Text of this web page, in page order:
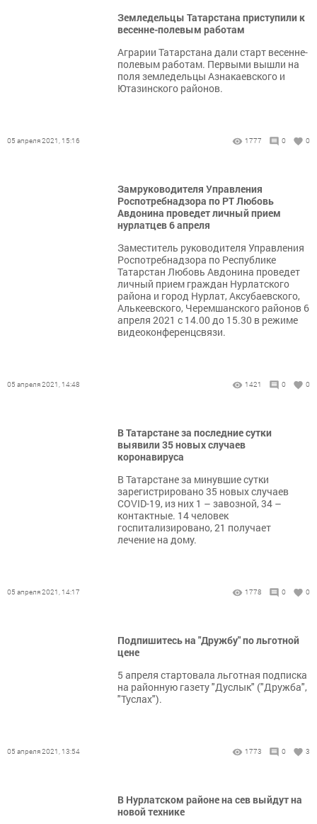
Земледельцы Татарстана приступили к
весенне-полевым работам
Аграрии Татарстана дали старт весенне-
полевым работам. Первыми вышли на
поля земледельцы Азнакаевского и
Ютазинского районов.
05 апреля 2021, 15:16 1777 0 0
Замруководителя Управления
Роспотребнадзора по РТ Любовь
Авдонина проведет личный прием
нурлатцев 6 апреля
Заместитель руководителя Управления
Роспотребнадзора по Республике
Татарстан Любовь Авдонина проведет
личный прием граждан Нурлатского
района и город Нурлат, Аксубаевского,
Алькеевского, Черемшанского районов 6
апреля 2021 с 14.00 до 15.30 в режиме
видеоконференцсвязи.
05 апреля 2021, 14:48 1421 0 0
В Татарстане за последние сутки
выявили 35 новых случаев
коронавируса
В Татарстане за минувшие сутки
зарегистрировано 35 новых случаев
COVID-19, из них 1 – завозной, 34 –
контактные. 14 человек
госпитализировано, 21 получает
лечение на дому.
05 апреля 2021, 14:17 1778 0 0
Подпишитесь на "Дружбу" по льготной
цене
5 апреля стартовала льготная подписка
на районную газету "Дуслык" ("Дружба",
"Туслах").
05 апреля 2021, 13:54 1773 0 3
В Нурлатском районе на сев выйдут на
новой технике